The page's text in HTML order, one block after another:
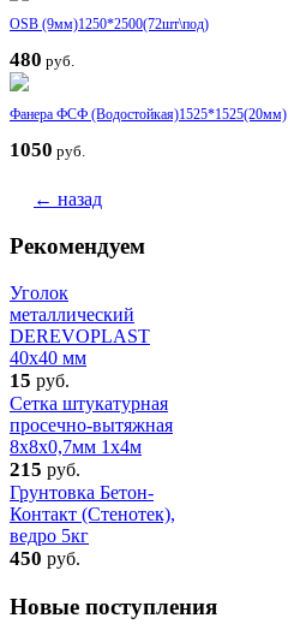
OSB (9мм)1250*2500(72шт\под)
480 руб.
Фанера ФСФ (Водостойкая)1525*1525(20мм)
1050 руб.
← назад
Рекомендуем
Уголок
металлический
DEREVOPLAST
40x40 мм
15 руб.
Сетка штукатурная
просечно-вытяжная
8х8х0,7мм 1x4м
215 руб.
Грунтовка Бетон-
Контакт (Стенотек),
ведро 5кг
450 руб.
Новые поступления